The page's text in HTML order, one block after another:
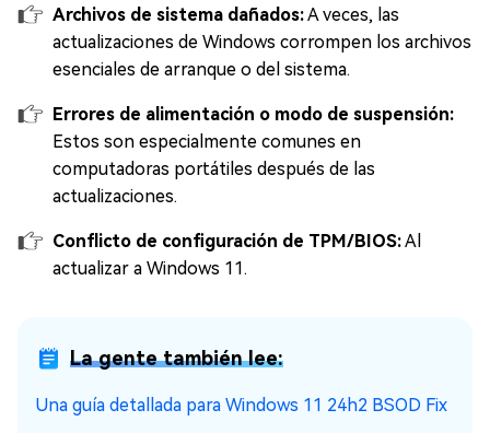
Archivos de sistema dañados:A veces, las
actualizaciones de Windows corrompen los archivos
esenciales de arranque o del sistema.
Errores de alimentación o modo de suspensión:
Estos son especialmente comunes en
computadoras portátiles después de las
actualizaciones.
Conflicto de configuración de TPM/BIOS:Al
actualizar a Windows 11.
La gente también lee:
Una guía detallada para Windows 11 24h2 BSOD Fix